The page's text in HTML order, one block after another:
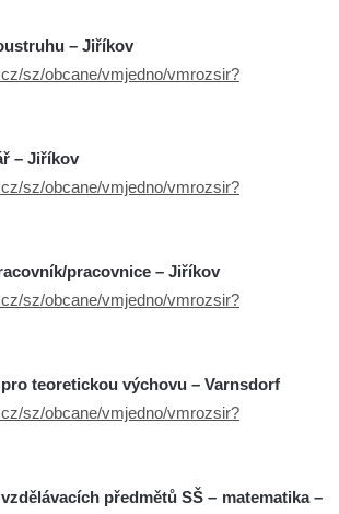
– Jiříkov
sz/obcane/vmjedno/vmrozsir?
– Jiříkov
sz/obcane/vmjedno/vmrozsir?
pracovnice – Jiříkov
sz/obcane/vmjedno/vmrozsir?
teoretickou výchovu – Varnsdorf
sz/obcane/vmjedno/vmrozsir?
předmětů SŠ – matematika –